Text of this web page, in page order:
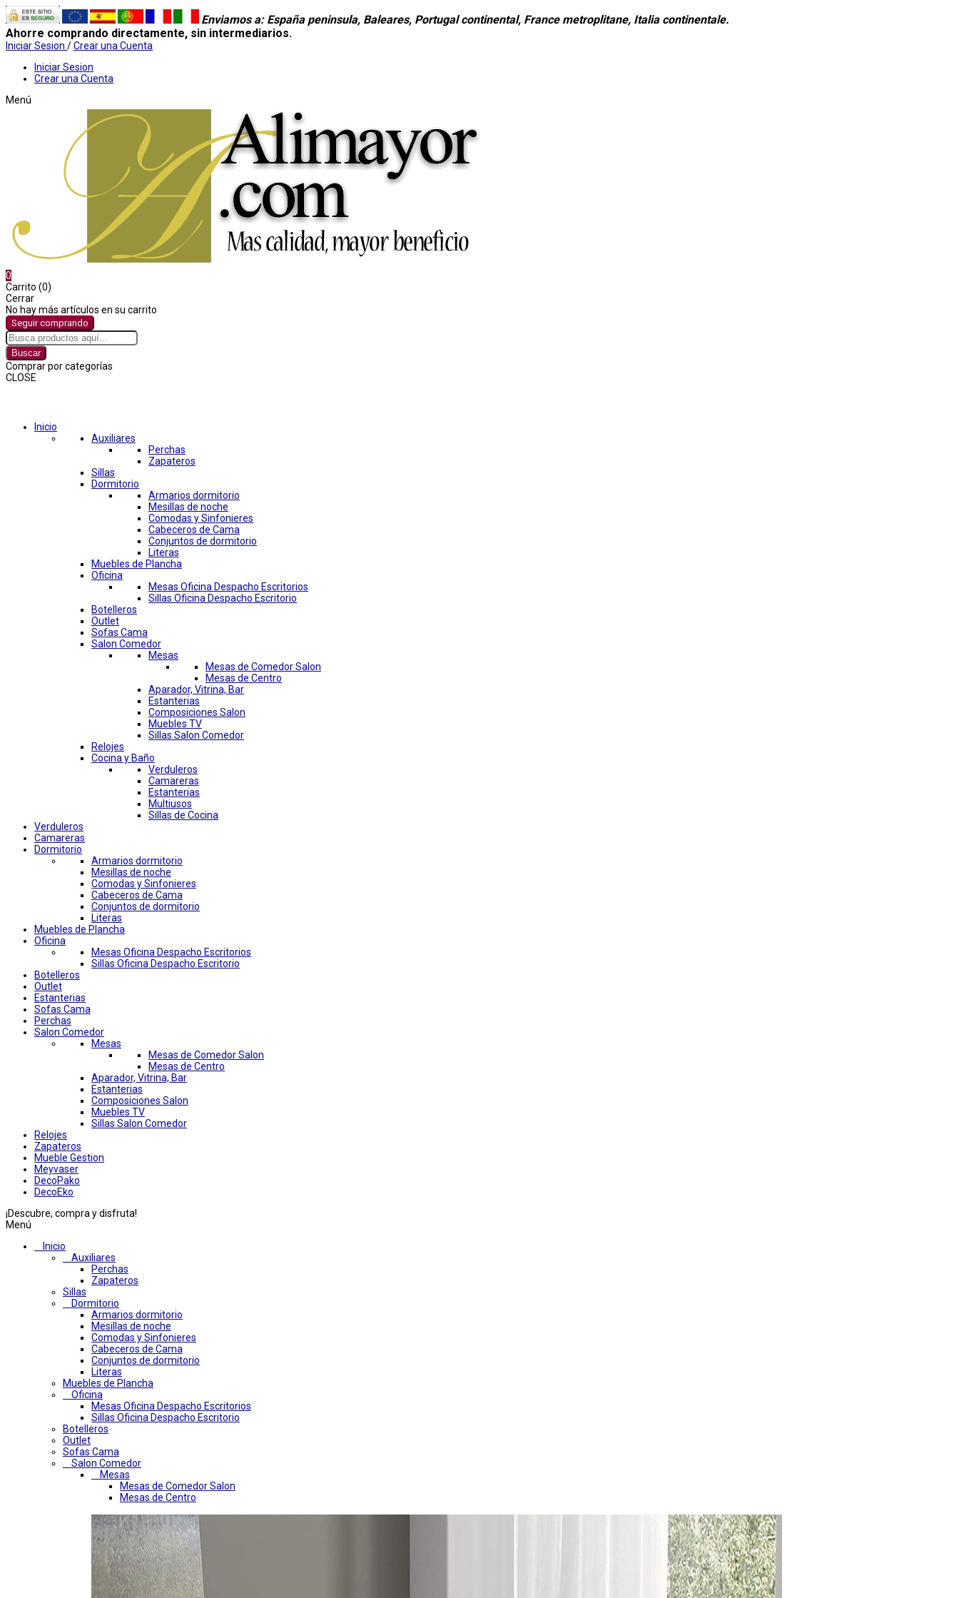
Enviamos a: España peninsula, Baleares, Portugal continental, France metroplitane, Italia continentale.
Ahorre comprando directamente, sin intermediarios.
Iniciar Sesion /Crear una Cuenta
Iniciar Sesion
Crear una Cuenta
Menú
0
Carrito (0)
Cerrar
No hay más artículos en su carrito
Seguir comprando
Buscar
Comprar por categorías
CLOSE
Inicio
Auxiliares
Perchas
Zapateros
Sillas
Dormitorio
Armarios dormitorio
Mesillas de noche
Comodas y Sinfonieres
Cabeceros de Cama
Conjuntos de dormitorio
Literas
Muebles de Plancha
Oficina
Mesas Oficina Despacho Escritorios
Sillas Oficina Despacho Escritorio
Botelleros
Outlet
Sofas Cama
Salon Comedor
Mesas
Mesas de Comedor Salon
Mesas de Centro
Aparador, Vitrina, Bar
Estanterias
Composiciones Salon
Muebles TV
Sillas Salon Comedor
Relojes
Cocina y Baño
Verduleros
Camareras
Estanterias
Multiusos
Sillas de Cocina
Verduleros
Camareras
Dormitorio
Armarios dormitorio
Mesillas de noche
Comodas y Sinfonieres
Cabeceros de Cama
Conjuntos de dormitorio
Literas
Muebles de Plancha
Oficina
Mesas Oficina Despacho Escritorios
Sillas Oficina Despacho Escritorio
Botelleros
Outlet
Estanterias
Sofas Cama
Perchas
Salon Comedor
Mesas
Mesas de Comedor Salon
Mesas de Centro
Aparador, Vitrina, Bar
Estanterias
Composiciones Salon
Muebles TV
Sillas Salon Comedor
Relojes
Zapateros
Mueble Gestion
Meyvaser
DecoPako
DecoEko
¡Descubre, compra y disfruta!
Menú
Inicio
Auxiliares
Perchas
Zapateros
Sillas
Dormitorio
Armarios dormitorio
Mesillas de noche
Comodas y Sinfonieres
Cabeceros de Cama
Conjuntos de dormitorio
Literas
Muebles de Plancha
Oficina
Mesas Oficina Despacho Escritorios
Sillas Oficina Despacho Escritorio
Botelleros
Outlet
Sofas Cama
Salon Comedor
Mesas
Mesas de Comedor Salon
Mesas de Centro